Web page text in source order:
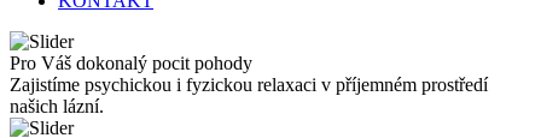
Pro Váš dokonalý pocit pohody
Zajistíme psychickou i fyzickou relaxaci v příjemném prostředí
našich lázní.